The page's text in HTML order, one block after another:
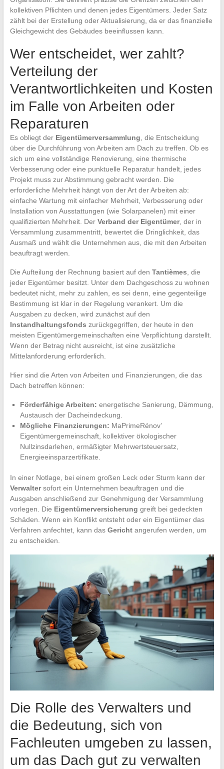
kollektiven Pflichten und denen jedes Eigentümers. Jeder Satz
zählt bei der Erstellung oder Aktualisierung, da er das finanzielle
Gleichgewicht des Gebäudes beeinflussen kann.
Wer entscheidet, wer zahlt?
Verteilung der
Verantwortlichkeiten und Kosten
im Falle von Arbeiten oder
Reparaturen
Es obliegt der Eigentümerversammlung , die Entscheidung
über die Durchführung von Arbeiten am Dach zu treffen. Ob es
sich um eine vollständige Renovierung, eine thermische
Verbesserung oder eine punktuelle Reparatur handelt, jedes
Projekt muss zur Abstimmung gebracht werden. Die
erforderliche Mehrheit hängt von der Art der Arbeiten ab:
einfache Wartung mit einfacher Mehrheit, Verbesserung oder
Installation von Ausstattungen (wie Solarpanelen) mit einer
qualifizierten Mehrheit. Der Verband der Eigentümer, der in
Versammlung zusammentritt, bewertet die Dringlichkeit, das
Ausmaß und wählt die Unternehmen aus, die mit den Arbeiten
beauftragt werden.
Die Aufteilung der Rechnung basiert auf den Tantièmes , die
jeder Eigentümer besitzt. Unter dem Dachgeschoss zu wohnen
bedeutet nicht, mehr zu zahlen, es sei denn, eine gegenteilige
Bestimmung ist klar in der Regelung verankert. Um die
Ausgaben zu decken, wird zunächst auf den
Instandhaltungsfonds zurückgegriffen, der heute in den
meisten Eigentümergemeinschaften eine Verpflichtung darstellt.
Wenn der Betrag nicht ausreicht, ist eine zusätzliche
Mittelanforderung erforderlich.
Hier sind die Arten von Arbeiten und Finanzierungen, die das
Dach betreffen können:
Förderfähige Arbeiten: energetische Sanierung, Dämmung,
Austausch der Dacheindeckung.
Mögliche Finanzierungen: MaPrimeRénov’
Eigentümergemeinschaft, kollektiver ökologischer
Nullzinsdarlehen, ermäßigter Mehrwertsteuersatz,
Energieeinsparzertifikate.
In einer Notlage, bei einem großen Leck oder Sturm kann der
Verwaltersofort ein Unternehmen beauftragen und die
Ausgaben anschließend zur Genehmigung der Versammlung
vorlegen. Die Eigentümerversicherung greift bei gedeckten
Schäden. Wenn ein Konflikt entsteht oder ein Eigentümer das
Verfahren anfechtet, kann das Gerichtangerufen werden, um
zu entscheiden.
Die Rolle des Verwalters und
die Bedeutung, sich von
Fachleuten umgeben zu lassen,
um das Dach gut zu verwalten